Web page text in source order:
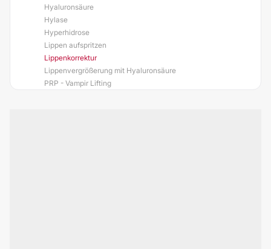
Hyaluronsäure
Hylase
Hyperhidrose
Lippen aufspritzen
Lippenkorrektur
Lippenvergrößerung mit Hyaluronsäure
PRP - Vampir Lifting